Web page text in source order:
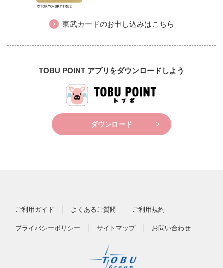
東武カードのお申し込みはこちら
TOBU POINT アプリをダウンロードしよう
ダウンロード
ご利用ガイド よくあるご質問 ご利用規約
プライバシーポリシー サイトマップ お問い合わせ